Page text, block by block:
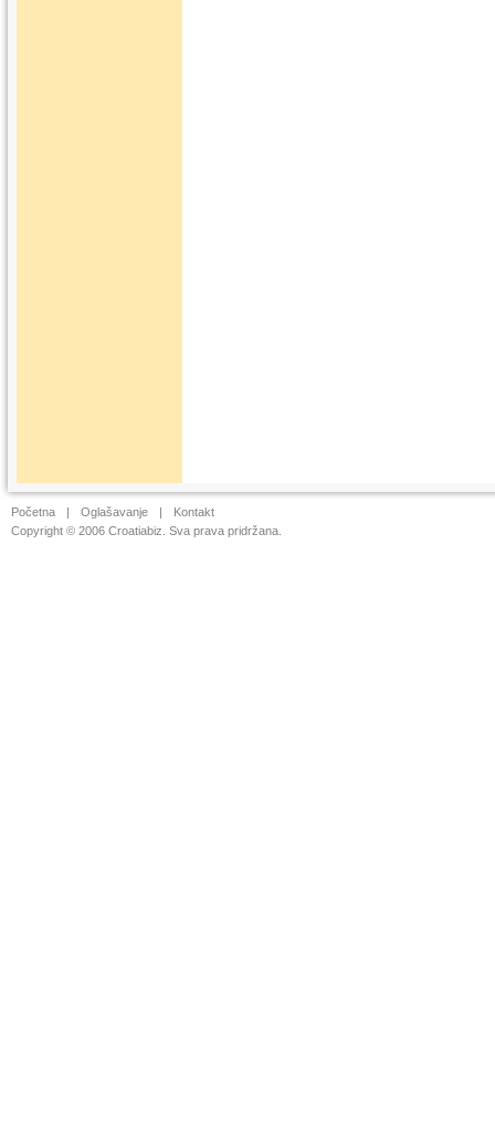
Početna | Oglašavanje |
Kontakt
Copyright © 2006 Croatiabiz. Sva prava pridržana.